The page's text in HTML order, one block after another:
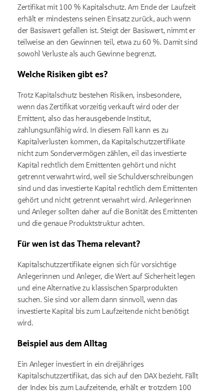
Zertifikat mit 100 % Kapitalschutz. Am Ende der Laufzeit
erhält er mindestens seinen Einsatz zurück, auch wenn
der Basiswert gefallen ist. Steigt der Basiswert, nimmt er
teilweise an den Gewinnen teil, etwa zu 60 %. Damit sind
sowohl Verluste als auch Gewinne begrenzt.
Welche Risiken gibt es?
Trotz Kapitalschutz bestehen Risiken, insbesondere,
wenn das Zertifikat vorzeitig verkauft wird oder der
Emittent, also das herausgebende Institut,
zahlungsunfähig wird. In diesem Fall kann es zu
Kapitalverlusten kommen, da Kapitalschutzzertifikate
nicht zum Sondervermögen zählen, eil das investierte
Kapital rechtlich dem Emittenten gehört und nicht
getrennt verwahrt wird, weil sie Schuldverschreibungen
sind und das investierte Kapital rechtlich dem Emittenten
gehört und nicht getrennt verwahrt wird. Anlegerinnen
und Anleger sollten daher auf die Bonität des Emittenten
und die genaue Produktstruktur achten.
Für wen ist das Thema relevant?
Kapitalschutzzertifikate eignen sich für vorsichtige
Anlegerinnen und Anleger, die Wert auf Sicherheit legen
und eine Alternative zu klassischen Sparprodukten
suchen. Sie sind vor allem dann sinnvoll, wenn das
investierte Kapital bis zum Laufzeitende nicht benötigt
wird.
Beispiel aus dem Alltag
Ein Anleger investiert in ein dreijähriges
Kapitalschutzzertifikat, das sich auf den DAX bezieht. Fällt
der Index bis zum Laufzeitende, erhält er trotzdem 100